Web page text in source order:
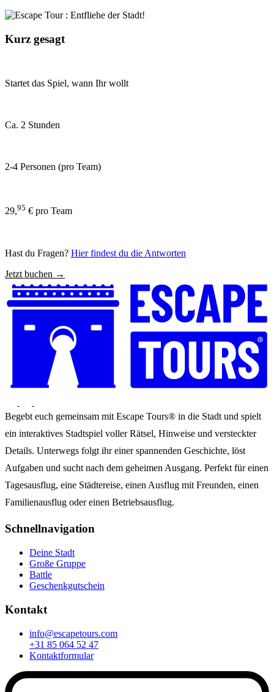
Kurz gesagt
Startet das Spiel, wann Ihr wollt
Ca. 2 Stunden
2-4 Personen (pro Team)
29,95 € pro Team
Hast du Fragen? Hier findest du die Antworten
Jetzt buchen →
Begebt euch gemeinsam mit Escape Tours® in die Stadt und spielt
ein interaktives Stadtspiel voller Rätsel, Hinweise und versteckter
Details. Unterwegs folgt ihr einer spannenden Geschichte, löst
Aufgaben und sucht nach dem geheimen Ausgang. Perfekt für einen
Tagesausflug, eine Städtereise, einen Ausflug mit Freunden, einen
Familienausflug oder einen Betriebsausflug.
Schnellnavigation
Deine Stadt
Große Gruppe
Battle
Geschenkgutschein
Kontakt
info@escapetours.com
+31 85 064 52 47
Kontaktformular